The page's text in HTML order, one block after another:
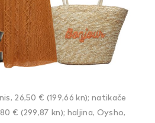
26,50 € (199,66 kn); natikače
€ (299,87 kn); haljina, Oysho,